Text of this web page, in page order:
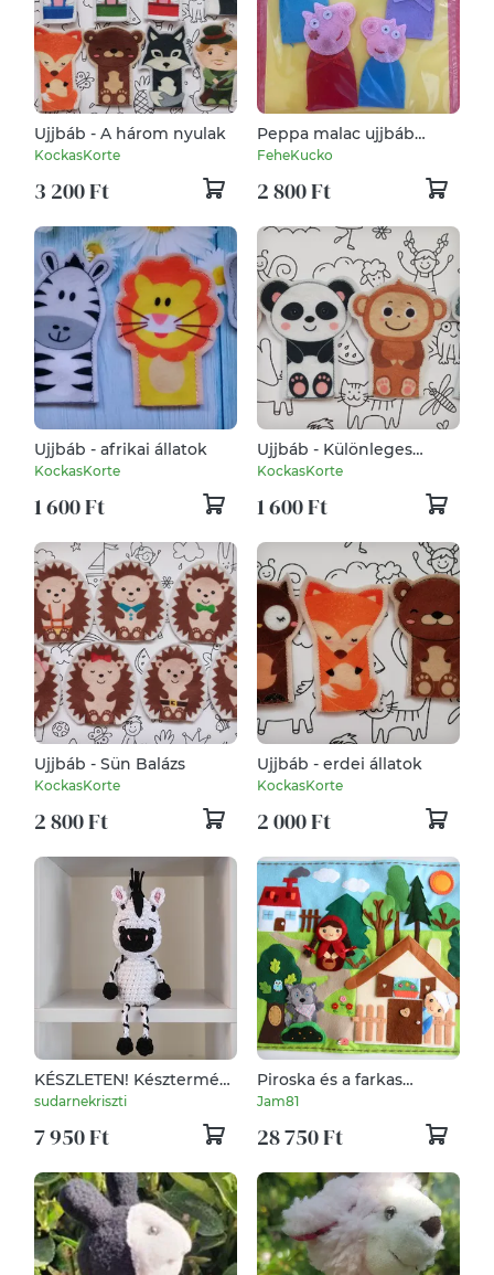
Ujjbáb - A három nyulak
KockasKorte
3 200 Ft
Peppa malac ujjbáb
csomag
FeheKucko
2 800 Ft
Ujjbáb - afrikai állatok
KockasKorte
1 600 Ft
Ujjbáb - Különleges
állatok
KockasKorte
1 600 Ft
Ujjbáb - Sün Balázs
KockasKorte
2 800 Ft
Ujjbáb - erdei állatok
KockasKorte
2 000 Ft
KÉSZLETEN! Késztermék!
Amigurumi ujjbáb -
sudarnekriszti
7 950 Ft
Piroska és a farkas
ujjbábkészlet mini
VIHETŐ!
Jam81
28 750 Ft